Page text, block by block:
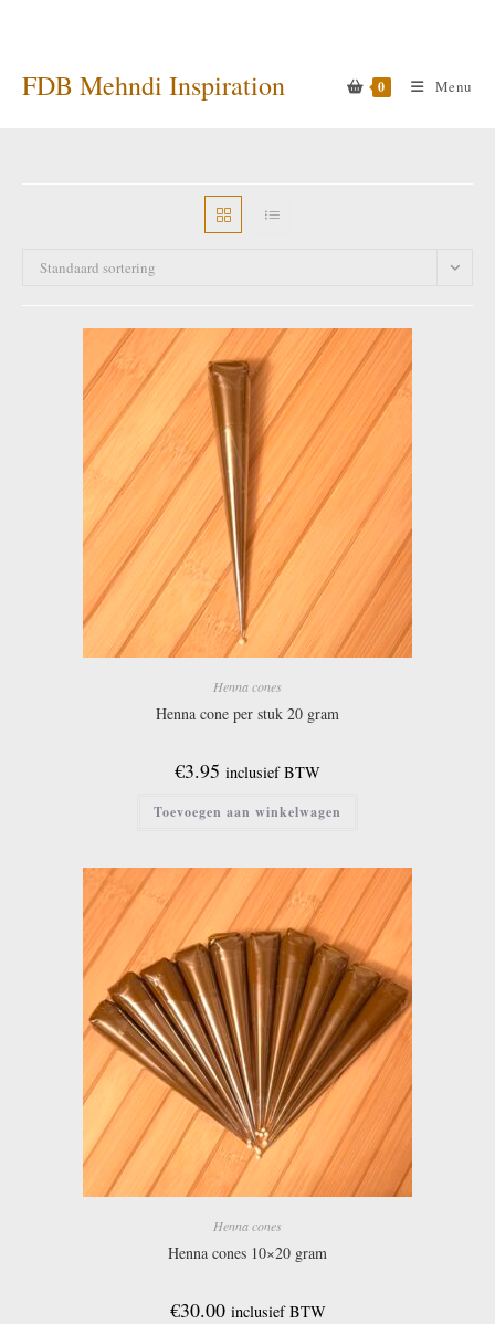
FDB Mehndi Inspiration 0 Menu
Standaard sortering
Henna cones
Henna cone per stuk 20 gram
€3.95 inclusief BTW
Toevoegen aan winkelwagen
Henna cones
Henna cones 10×20 gram
€30.00 inclusief BTW